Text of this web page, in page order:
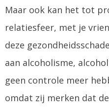
Maar ook kan het tot
relatiesfeer, met je
deze
aan alcoholisme,
geen controle meer
omdat zij merken dat